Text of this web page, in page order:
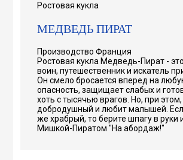
Ростовая кукла
МЕДВЕДЬ ПИРАТ
Производство Франция
Ростовая кукла Медведь-Пират -
воин, путешественник и искатель
Он смело бросается вперед на
опасность, защищает слабых и
хоть с тысячью врагов. Но, при
добродушный и любит малышей.
же храбрый, то берите шпагу в руки
Мишкой-Пиратом "На абордаж!"